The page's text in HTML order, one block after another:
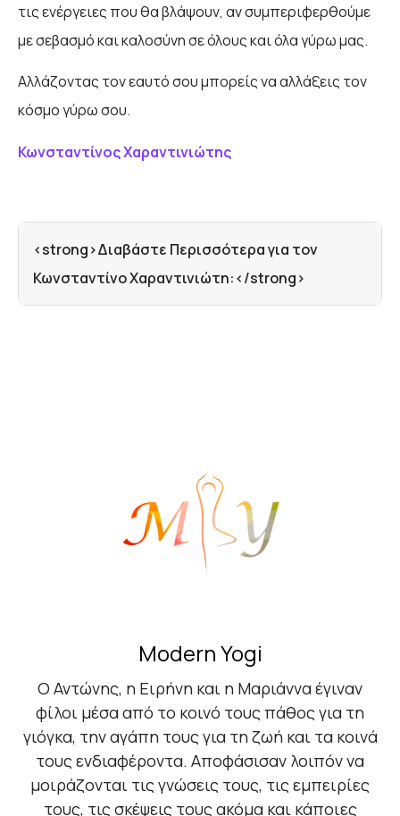
τις ενέργειες που θα βλάψουν, αν συμπεριφερθούμε
με σεβασμό και καλοσύνη σε όλους και όλα γύρω μας.
Αλλάζοντας τον εαυτό σου μπορείς να αλλάξεις τον
κόσμο γύρω σου.
Κωνσταντίνος Χαραντινιώτης
<strong>Διαβάστε Περισσότερα για τον
Κωνσταντίνο Χαραντινιώτη:</strong>
Modern Yogi
Ο Αντώνης, η Ειρήνη και η Μαριάννα έγιναν
φίλοι μέσα από το κοινό τους πάθος για τη
γιόγκα, την αγάπη τους για τη ζωή και τα κοινά
τους ενδιαφέροντα. Αποφάσισαν λοιπόν να
μοιράζονται τις γνώσεις τους, τις εμπειρίες
τους, τις σκέψεις τους ακόμα και κάποιες